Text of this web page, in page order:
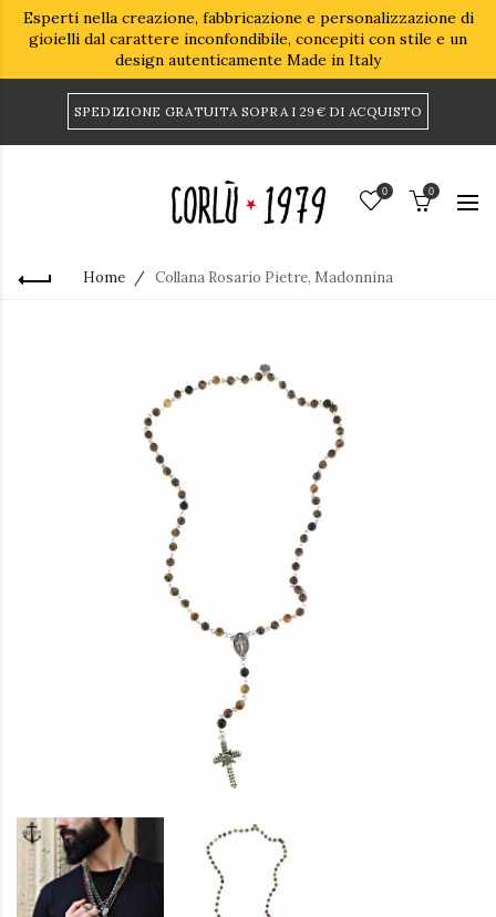
Esperti nella creazione, fabbricazione e personalizzazione di
gioielli dal carattere inconfondibile, concepiti con stile e un
design autenticamente Made in Italy
SPEDIZIONE GRATUITA SOPRA I 29€ DI ACQUISTO
0 0
Home Collana Rosario Pietre, Madonnina